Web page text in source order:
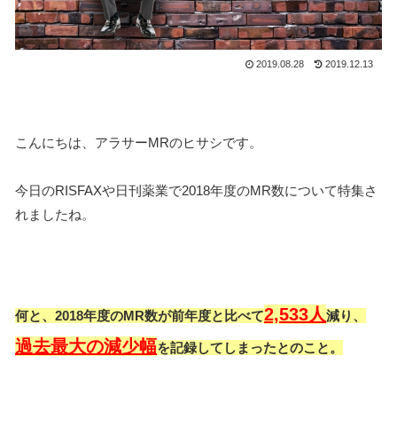
2019.08.28 2019.12.13
こんにちは、アラサーMRのヒサシです。
今日のRISFAXや日刊薬業で2018年度のMR数について特集さ
れましたね。
何と、2018年度のMR数が前年度と比べて2,533人減り、
過去最大の減少幅を記録してしまったとのこと。